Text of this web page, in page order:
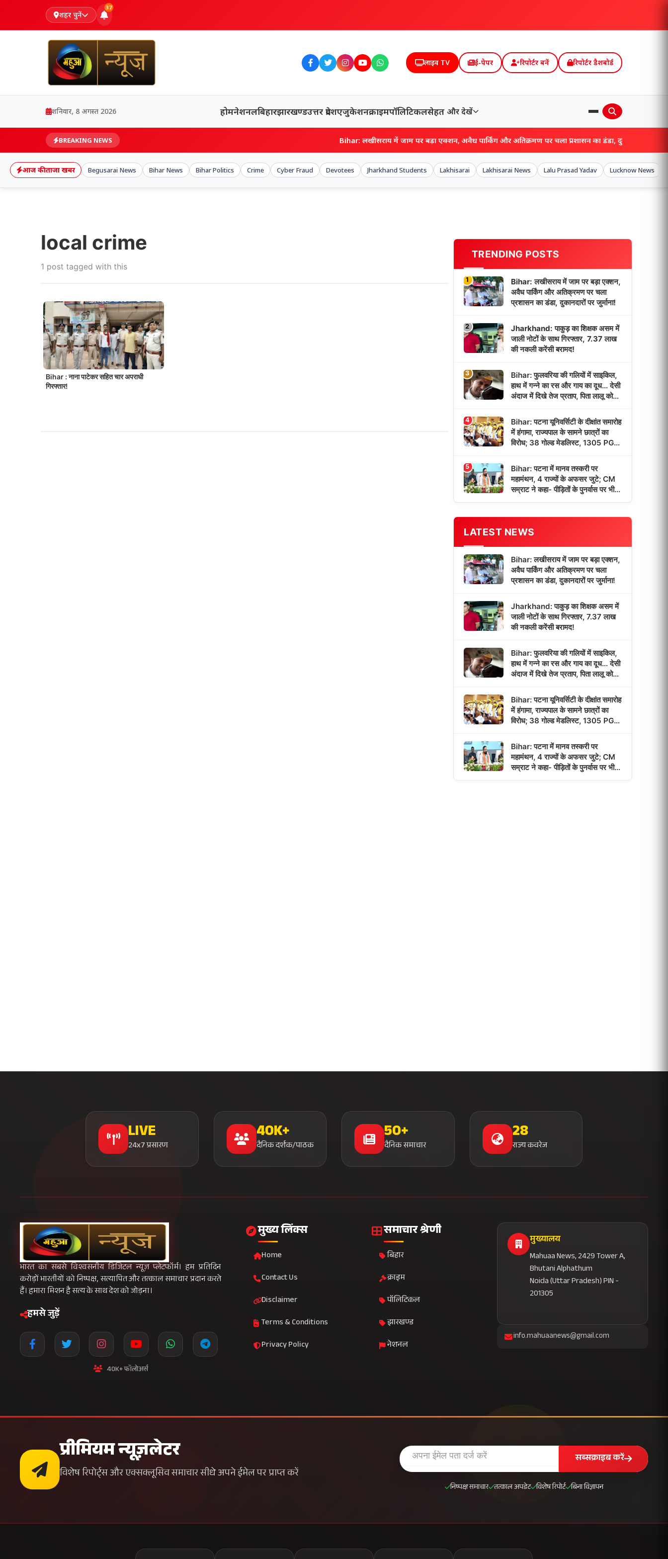
शहर चुनें
37
लाइव TV ई-पेपर रिपोर्टर बनें रिपोर्टर डैशबोर्ड
शनिवार, 8 अगस्त 2026 होमनेशनलबिहारझारखण्डउत्तर प्रदेशएजुकेशनक्राइमपॉलिटिकलसेहत और देखें
BREAKING NEWS Bihar: लखीसराय में जाम पर बड़ा एक्शन, अवैध पार्किंग और अतिक्रमण पर चला प्रशासन का डंडा, दुकानदारों पर जुर्माना!
आज की ताजा खबर Begusarai News Bihar News Bihar Politics Crime Cyber Fraud Devotees Jharkhand Students Lakhisarai Lakhisarai News Lalu Prasad Yadav Lucknow News
local crime
1 post tagged with this
Bihar : नाना पाटेकर सहित चार अपराधी
गिरफ्तार!
TRENDING POSTS
1
Bihar: लखीसराय में जाम पर बड़ा एक्शन,
अवैध पार्किंग और अतिक्रमण पर चला
प्रशासन का डंडा, दुकानदारों पर जुर्माना!
2
Jharkhand: पाकुड़ का शिक्षक असम में
जाली नोटों के साथ गिरफ्तार, 7.37 लाख
की नकली करेंसी बरामद!
3
Bihar: फुलवरिया की गलियों में साइकिल,
हाथ में गन्ने का रस और गाय का दूध… देसी
अंदाज में दिखे तेज प्रताप, पिता लालू को
4
Bihar: पटना यूनिवर्सिटी के दीक्षांत समारोह
में हंगामा, राज्यपाल के सामने छात्रों का
विरोध; 38 गोल्ड मेडलिस्ट, 1305 PG
5
Bihar: पटना में मानव तस्करी पर
महामंथन, 4 राज्यों के अफसर जुटे; CM
सम्राट ने कहा- पीड़ितों के पुनर्वास पर भी
होगा फोकस!
LATEST NEWS
Bihar: लखीसराय में जाम पर बड़ा एक्शन,
अवैध पार्किंग और अतिक्रमण पर चला
प्रशासन का डंडा, दुकानदारों पर जुर्माना!
Jharkhand: पाकुड़ का शिक्षक असम में
जाली नोटों के साथ गिरफ्तार, 7.37 लाख
की नकली करेंसी बरामद!
Bihar: फुलवरिया की गलियों में साइकिल,
हाथ में गन्ने का रस और गाय का दूध… देसी
अंदाज में दिखे तेज प्रताप, पिता लालू को
Bihar: पटना यूनिवर्सिटी के दीक्षांत समारोह
में हंगामा, राज्यपाल के सामने छात्रों का
विरोध; 38 गोल्ड मेडलिस्ट, 1305 PG
Bihar: पटना में मानव तस्करी पर
महामंथन, 4 राज्यों के अफसर जुटे; CM
सम्राट ने कहा- पीड़ितों के पुनर्वास पर भी
होगा फोकस!
LIVE
24x7 प्रसारण
40K+
दैनिक दर्शक/पाठक
50+
दैनिक समाचार
28
राज्य कवरेज
भारत का सबसे विश्वसनीय डिजिटल न्यूज़ प्लेटफॉर्म। हम प्रतिदिन
करोड़ों भारतीयों को निष्पक्ष, सत्यापित और तत्काल समाचार प्रदान करते
हैं। हमारा मिशन है सत्य के साथ देश को जोड़ना।
हमसे जुड़ें
40K+ फॉलोअर्स
मुख्य लिंक्स
Home
Contact Us
Disclaimer
Terms & Conditions
Privacy Policy
समाचार श्रेणी
बिहार
क्राइम
पॉलिटिकल
झारखण्ड
नेशनल
मुख्यालय
Mahuaa News, 2429 Tower A,
Bhutani Alphathum
Noida (Uttar Pradesh) PIN -
201305
info.mahuaanews@gmail.com
प्रीमियम न्यूज़लेटर
विशेष रिपोर्ट्स और एक्सक्लूसिव समाचार सीधे अपने ईमेल पर प्राप्त करें
सब्सक्राइब करें
निष्पक्ष समाचार तत्काल अपडेट विशेष रिपोर्ट बिना विज्ञापन